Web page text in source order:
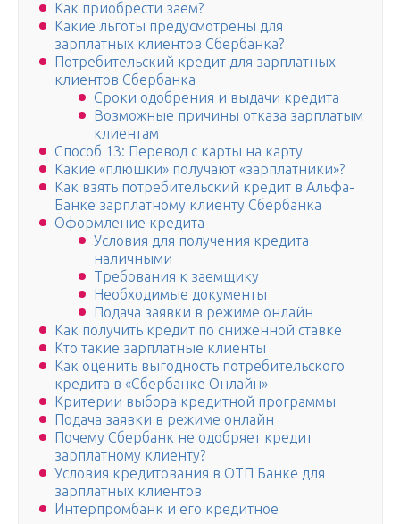
Как приобрести заем?
Какие льготы предусмотрены для
зарплатных клиентов Сбербанка?
Потребительский кредит для зарплатных
клиентов Сбербанка
Сроки одобрения и выдачи кредита
Возможные причины отказа зарплатым
клиентам
Способ 13: Перевод с карты на карту
Какие «плюшки» получают «зарплатники»?
Как взять потребительский кредит в Альфа-
Банке зарплатному клиенту Сбербанка
Оформление кредита
Условия для получения кредита
наличными
Требования к заемщику
Необходимые документы
Подача заявки в режиме онлайн
Как получить кредит по сниженной ставке
Кто такие зарплатные клиенты
Как оценить выгодность потребительского
кредита в «Сбербанке Онлайн»
Критерии выбора кредитной программы
Подача заявки в режиме онлайн
Почему Сбербанк не одобряет кредит
зарплатному клиенту?
Условия кредитования в ОТП Банке для
зарплатных клиентов
Интерпромбанк и его кредитное